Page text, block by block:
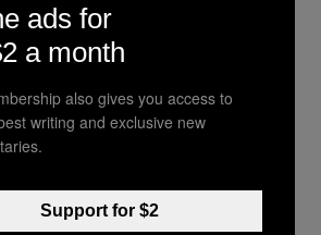
de Nederlandse
print met schimmel
ads for
a month
also gives you access to
writing and exclusive new
Support for $2